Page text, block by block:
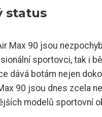
status
Max 90 jsou
sportovci, tak i
dává botám nejen
90 jsou dnes zcela
modelů sportovní